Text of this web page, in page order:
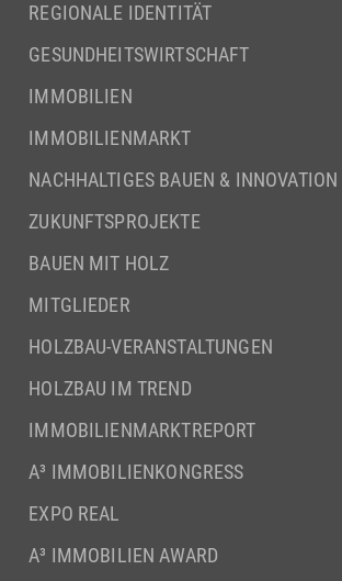
REGIONALE IDENTITÄT
GESUNDHEITSWIRTSCHAFT
IMMOBILIEN
IMMOBILIENMARKT
NACHHALTIGES BAUEN & INNOVATION
ZUKUNFTSPROJEKTE
BAUEN MIT HOLZ
MITGLIEDER
HOLZBAU-VERANSTALTUNGEN
HOLZBAU IM TREND
IMMOBILIENMARKTREPORT
A³ IMMOBILIENKONGRESS
EXPO REAL
A³ IMMOBILIEN AWARD